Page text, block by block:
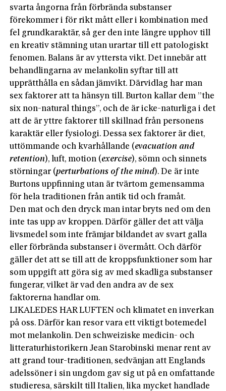
svarta ångorna från förbrända substanser
förekommer i för rikt mått eller i kombination med
fel grundkaraktär, så ger den inte längre upphov till
en kreativ stämning utan urartar till ett patologiskt
fenomen. Balans är av yttersta vikt. Det innebär att
behandlingarna av melankolin syftar till att
upprätthålla en sådan jämvikt. Därvidlag har man
sex faktorer att ta hänsyn till. Burton kallar dem ”the
six non-natural things”, och de är icke-naturliga i det
att de är yttre faktorer till skillnad från personens
karaktär eller fysiologi. Dessa sex faktorer är diet,
uttömmande och kvarhållande (evacuation and
retention), luft, motion (exercise), sömn och sinnets
störningar (perturbations of the mind). De är inte
Burtons uppfinning utan är tvärtom gemensamma
för hela traditionen från antik tid och framåt.
Den mat och den dryck man intar bryts ned om den
inte tas upp av kroppen. Därför gäller det att välja
livsmedel som inte främjar bildandet av svart galla
eller förbrända substanser i övermått. Och därför
gäller det att se till att de kroppsfunktioner som har
som uppgift att göra sig av med skadliga substanser
fungerar, vilket är vad den andra av de sex
faktorerna handlar om.
LIKALEDES HAR LUFTEN och klimatet en inverkan
på oss. Därför kan resor vara ett viktigt botemedel
mot melankolin. Den schweiziske medicin- och
litteraturhistorikern Jean Starobinski menar rent av
att grand tour-traditionen, sedvänjan att Englands
adelssöner i sin ungdom gav sig ut på en omfattande
studieresa, särskilt till Italien, lika mycket handlade